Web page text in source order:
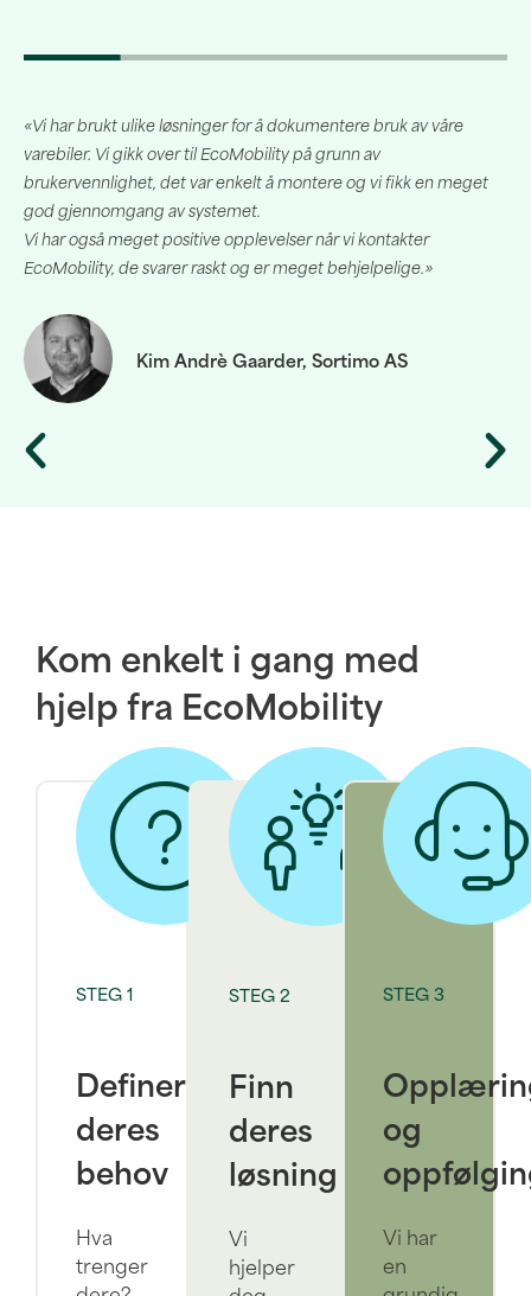
«Vi har brukt ulike løsninger for å dokumentere bruk av våre
varebiler. Vi gikk over til EcoMobility på grunn av
brukervennlighet, det var enkelt å montere og vi fikk en meget
god gjennomgang av systemet.
Vi har også meget positive opplevelser når vi kontakter
EcoMobility, de svarer raskt og er meget behjelpelige.»
Kim Andrè Gaarder, Sortimo AS
Kom enkelt i gang med
hjelp fra EcoMobility
STEG 1
Definer
deres
behov
Hva
trenger
STEG 2
Finn
deres
løsning
Vi
hjelper
STEG 3
og
Vi har
en